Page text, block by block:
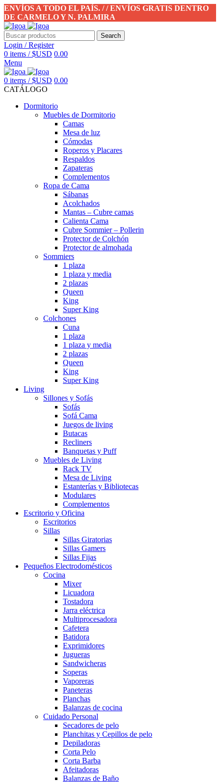
ENVÍOS A TODO EL PAÍS. / / ENVÍOS GRATIS DENTRO
DE CARMELO Y N. PALMIRA
Search
Login / Register
0 items / $USD 0.00
Menu
0 items / $USD 0.00
CATÁLOGO
Dormitorio
Muebles de Dormitorio
Camas
Mesa de luz
Cómodas
Roperos y Placares
Respaldos
Zapateras
Complementos
Ropa de Cama
Sábanas
Acolchados
Mantas – Cubre camas
Calienta Cama
Cubre Sommier – Pollerin
Protector de Colchón
Protector de almohada
Sommiers
1 plaza
1 plaza y media
2 plazas
Queen
King
Super King
Colchones
Cuna
1 plaza
1 plaza y media
2 plazas
Queen
King
Super King
Living
Sillones y Sofás
Sofás
Sofá Cama
Juegos de living
Butacas
Recliners
Banquetas y Puff
Muebles de Living
Rack TV
Mesa de Living
Estanterías y Bibliotecas
Modulares
Complementos
Escritorio y Oficina
Escritorios
Sillas
Sillas Giratorias
Sillas Gamers
Sillas Fijas
Pequeños Electrodomésticos
Cocina
Mixer
Licuadora
Tostadora
Jarra eléctrica
Multiprocesadora
Cafetera
Batidora
Exprimidores
Jugueras
Sandwicheras
Soperas
Vaporeras
Paneteras
Planchas
Balanzas de cocina
Cuidado Personal
Secadores de pelo
Planchitas y Cepillos de pelo
Depiladoras
Corta Pelo
Corta Barba
Afeitadoras
Balanzas de Baño